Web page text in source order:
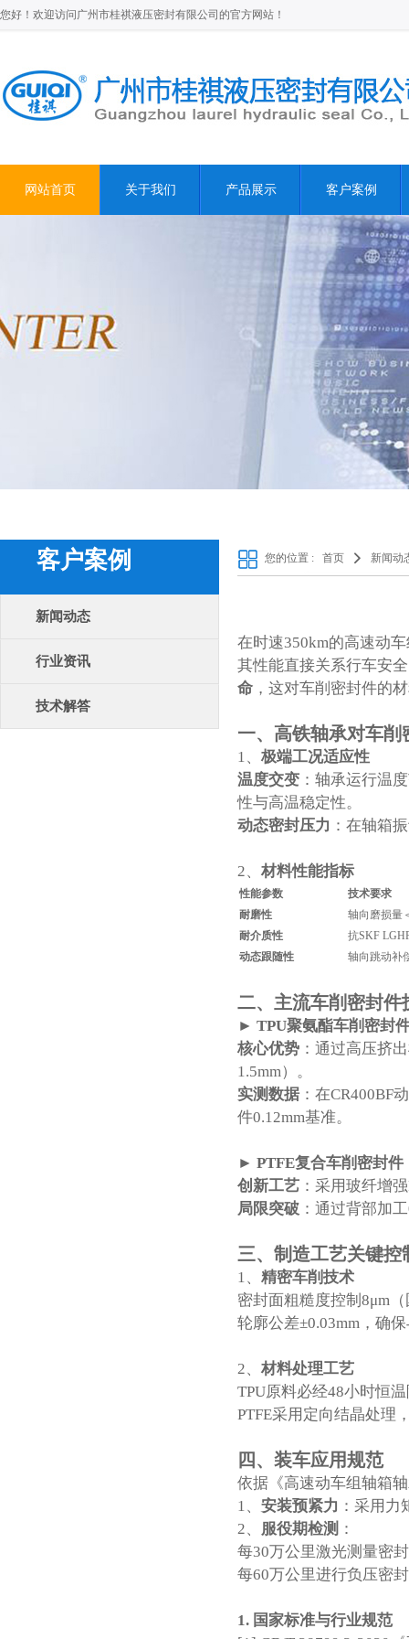
您好！欢迎访问广州市桂祺液压密封有限公司的官方网站！
网站首页 关于我们 产品展示 客户案例
客户案例
新闻动态
行业资讯
技术解答
您的位置 : 首页 新闻动
在时速350km的高速动
其性能直接关系行车安
命 ，这对车削密封件的
一、 高铁轴承对车削
1、‌ 极端工况适应性
温度交变 ：轴承运行温
性与高温稳定性。
动态密封压力 ：在轴箱
2、‌ 材料性能指标
性能参数
技术要求
耐磨性
轴向磨损量
耐介质性
抗SKF
动态跟随性
轴向跳动补
二、 主流车削密封件
► TPU聚氨酯车削密封
核心优势 ：通过高压挤
1.5mm）。
实测数据 ：在CR400BF
件0.12mm基准。
► PTFE复合车削密封件
创新工艺 ：采用玻纤增
局限突破 ：通过背部加
三、 制造工艺关键控
1、‌ 精密车削技术
密封面粗糙度控制8μm
轮廓公差±0.03mm，确
2、‌ 材料处理工艺
TPU原料必经48小时恒
PTFE采用定向结晶处理
四、 装车应用规范
依据《高速动车组轴箱
1、‌ 安装预紧力 ：采用
2、‌ 服役期检测 ‌：
每30万公里激光测量密
每60万公里进行负压密
1. 国家标准与行业规范